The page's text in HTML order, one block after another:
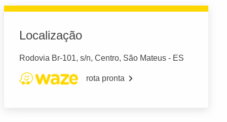
Localização
Rodovia Br-101, s/n, Centro, São Mateus - ES
rota pronta